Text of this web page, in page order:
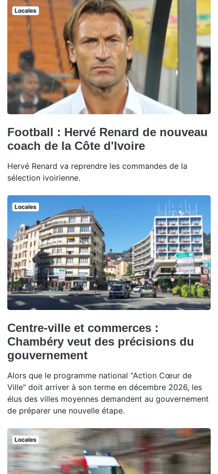
Locales
Football : Hervé Renard de nouveau
coach de la Côte d'Ivoire
Hervé Renard va reprendre les commandes de la
sélection ivoirienne.
Locales
Centre-ville et commerces :
Chambéry veut des précisions du
gouvernement
Alors que le programme national "Action Cœur de
Ville" doit arriver à son terme en décembre 2026, les
élus des villes moyennes demandent au gouvernement
de préparer une nouvelle étape.
Locales